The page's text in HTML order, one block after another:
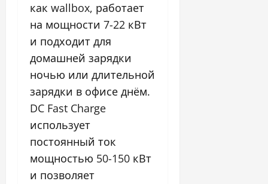
как wallbox, работает
на мощности 7-22 кВт
и подходит для
домашней зарядки
ночью или длительной
зарядки в офисе днём.
DC Fast Charge
использует
постоянный ток
мощностью 50-150 кВт
и позволяет